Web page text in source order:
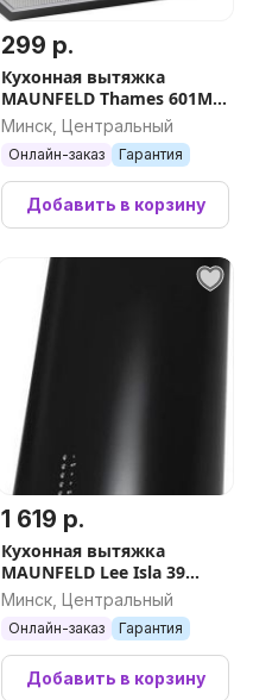
299 р.
Кухонная вытяжка
MAUNFELD Thames 601M
(черный)
Минск, Центральный
Онлайн-заказ Гарантия
Добавить в корзину
1 619 р.
Кухонная вытяжка
MAUNFELD Lee Isla 39
(черный)
Минск, Центральный
Онлайн-заказ Гарантия
Добавить в корзину